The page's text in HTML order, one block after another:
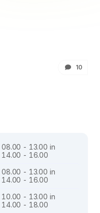
10
08.00 - 13.00 in
14.00 - 16.00
08.00 - 13.00 in
14.00 - 16.00
10.00 - 13.00 in
14.00 - 18.00